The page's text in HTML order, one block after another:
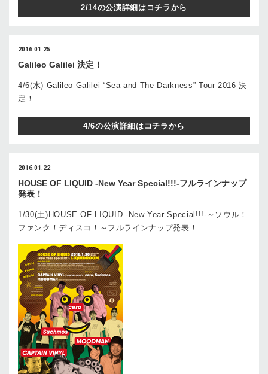
2/14の公演詳細はコチラから
2016.01.25
Galileo Galilei 決定！
4/6(水) Galileo Galilei “Sea and The Darkness” Tour 2016 決
定！
4/6の公演詳細はコチラから
2016.01.22
HOUSE OF LIQUID -New Year Special!!!-フルラインナップ
発表！
1/30(土)HOUSE OF LIQUID -New Year Special!!!-～ソウル！
ファンク！ディスコ！～フルラインナップ発表！